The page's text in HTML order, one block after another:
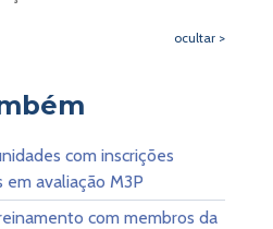
ocultar >
com inscrições
em avaliação M3P
com membros da